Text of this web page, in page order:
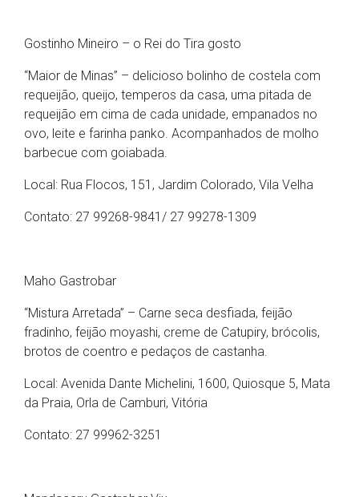
Gostinho Mineiro – o Rei do Tira gosto
“Maior de Minas” – delicioso bolinho de costela com
requeijão, queijo, temperos da casa, uma pitada de
requeijão em cima de cada unidade, empanados no
ovo, leite e farinha panko. Acompanhados de molho
barbecue com goiabada.
Local: Rua Flocos, 151, Jardim Colorado, Vila Velha
Contato: 27 99268-9841/ 27 99278-1309
Maho Gastrobar
“Mistura Arretada” – Carne seca desfiada, feijão
fradinho, feijão moyashi, creme de Catupiry, brócolis,
brotos de coentro e pedaços de castanha.
Local: Avenida Dante Michelini, 1600, Quiosque 5, Mata
da Praia, Orla de Camburi, Vitória
Contato: 27 99962-3251